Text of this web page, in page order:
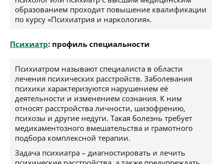
образованием проходит повышение квалификации
по курсу «Психиатрия и наркология».
Психиатр: профиль специальности
Психиатром называют специалиста в области
лечения психических расстройств. Заболевания
психики характеризуются нарушением её
деятельности и изменением сознания. К ним
относят расстройства личности, шизофрению,
психозы и другие недуги. Такая болезнь требует
медикаментозного вмешательства и грамотного
подбора комплексной терапии.
Задача психиатра – диагностировать и лечить